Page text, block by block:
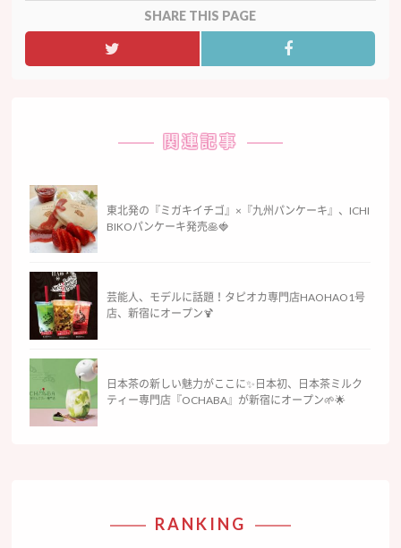
SHARE THIS PAGE
関連記事
東北発の『ミガキイチゴ』×『九州パンケーキ』、ICHI
BIKOパンケーキ発売🥞🍓
芸能人、モデルに話題！タピオカ専門店HAOHAO1号
店、新宿にオープン🍹
日本茶の新しい魅力がここに✨日本初、日本茶ミルク
ティー専門店『OCHABA』が新宿にオープン🌱🌟
RANKING